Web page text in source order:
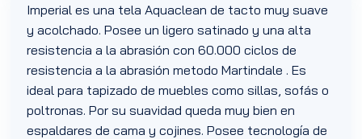
Imperial es una tela Aquaclean de tacto muy suave
y acolchado. Posee un ligero satinado y una alta
resistencia a la abrasión con 60.000 ciclos de
resistencia a la abrasión metodo Martindale . Es
ideal para tapizado de muebles como sillas, sofás o
poltronas. Por su suavidad queda muy bien en
espaldares de cama y cojines. Posee tecnología de